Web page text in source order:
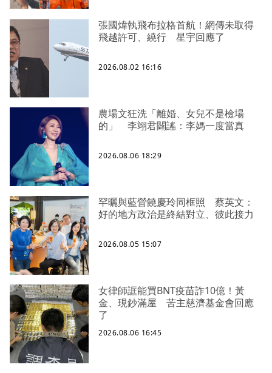
張國煒執飛布拉格首航！網傳未取得
飛越許可、繞行 星宇回應了
2026.08.02 16:16
農場文狂洗「離婚、女兒不是檢場
的」 李翊君闢謠：李媽一度當真
2026.08.06 18:29
罕曬與藍營饒慶玲同框照 蔡英文：
好的地方政治是終結對立、彼此接力
2026.08.05 15:07
女律師誆能買BNT疫苗詐10億！黃
金、現鈔滿屋 苦主慈濟基金會回應
了
2026.08.06 16:45